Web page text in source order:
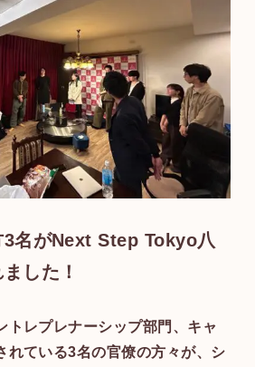
3名がNext Step Tokyo八
した！
トレプレナーシップ部門、キャ
れている3名の官僚の方々が、シ